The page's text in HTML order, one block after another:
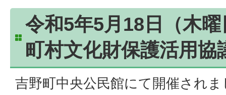
令和5年5月18日（木
町村文化財保護活用協
吉野町中央公民館にて開催され